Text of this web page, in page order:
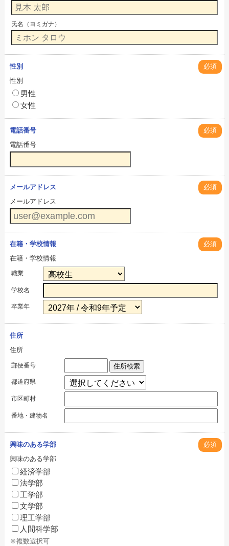
氏名（ヨミガナ）
性別
必須
性別
男性
女性
電話番号
必須
電話番号
メールアドレス
必須
メールアドレス
在籍・学校情報
必須
在籍・学校情報
職業
学校名
卒業年
住所
住所
郵便番号 住所検索
都道府県
市区町村
番地・建物名
興味のある学部
必須
興味のある学部
経済学部
法学部
工学部
文学部
理工学部
人間科学部
※複数選択可